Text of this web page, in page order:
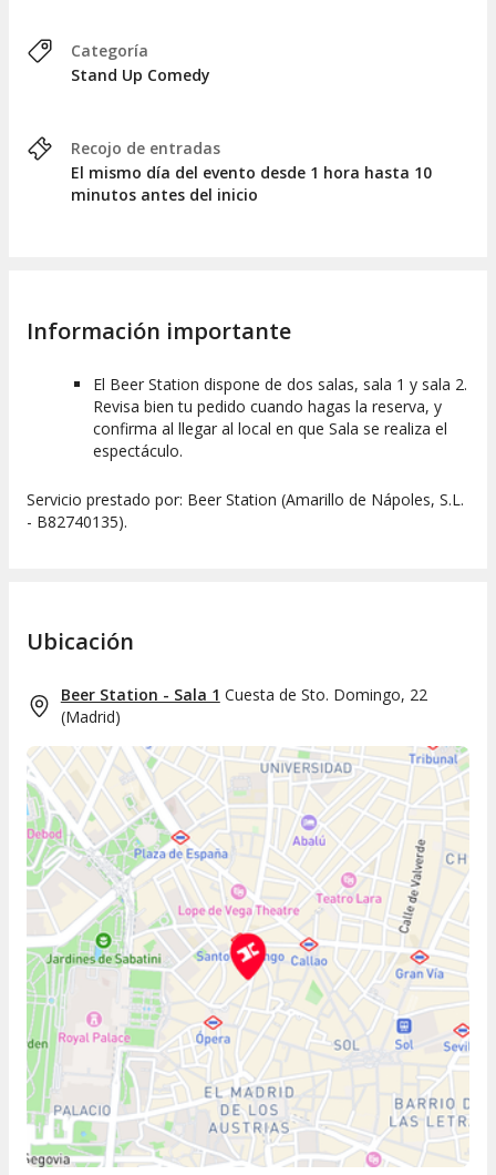
Categoría
Stand Up Comedy
Recojo de entradas
El mismo día del evento desde 1 hora hasta 10
minutos antes del inicio
Información importante
El Beer Station dispone de dos salas, sala 1 y sala 2.
Revisa bien tu pedido cuando hagas la reserva, y
confirma al llegar al local en que Sala se realiza el
espectáculo.
Servicio prestado por: Beer Station (Amarillo de Nápoles, S.L.
- B82740135).
Ubicación
Beer Station - Sala 1 Cuesta de Sto. Domingo, 22
(Madrid)